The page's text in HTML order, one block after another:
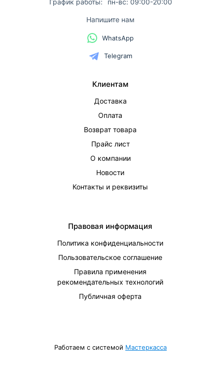
График работы: пн-вс: 09:00-20:00
Напишите нам
WhatsApp
Telegram
Клиентам
Доставка
Оплата
Возврат товара
Прайс лист
О компании
Новости
Контакты и реквизиты
Правовая информация
Политика конфиденциальности
Пользовательское соглашение
Правила применения
рекомендательных технологий
Публичная оферта
Работаем с системой Мастеркасса